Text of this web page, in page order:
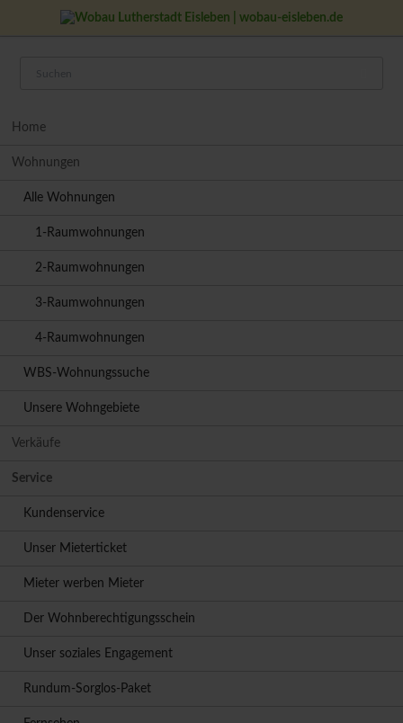
Home
Wohnungen
Alle Wohnungen
1-Raumwohnungen
2-Raumwohnungen
3-Raumwohnungen
4-Raumwohnungen
WBS-Wohnungssuche
Unsere Wohngebiete
Verkäufe
Service
Kundenservice
Unser Mieterticket
Mieter werben Mieter
Der Wohnberechtigungsschein
Unser soziales Engagement
Rundum-Sorglos-Paket